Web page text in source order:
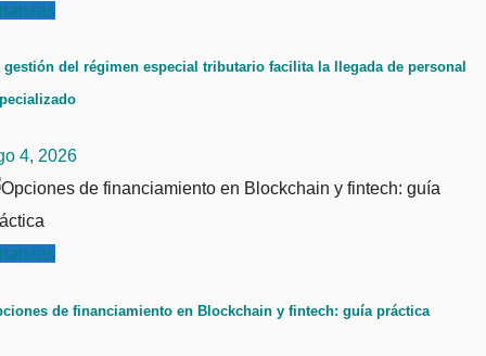
gestión del régimen especial tributario facilita la llegada de personal
4, 2026
de financiamiento en Blockchain y fintech: guía práctica